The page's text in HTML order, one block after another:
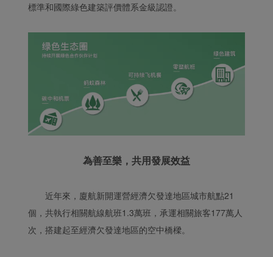
標準和國際綠色建築評價體系金級認證。
為善至樂，共用發展效益
近年來，廈航新開運營經濟欠發達地區城市航點21
個，共執行相關航線航班1.3萬班，承運相關旅客177萬人
次，搭建起至經濟欠發達地區的空中橋樑。